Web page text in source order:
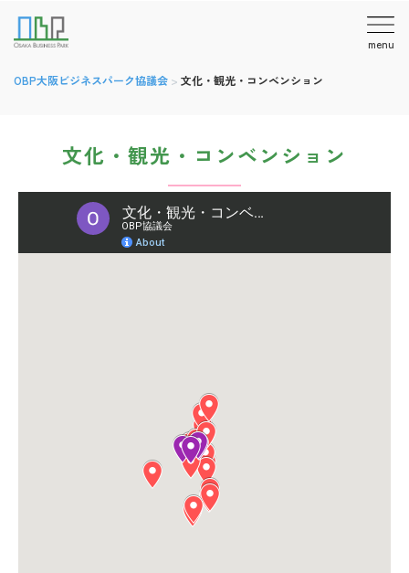
menu
OBP大阪ビジネスパーク協議会 > 文化・観光・コンベンション
文化・観光・コンベンション